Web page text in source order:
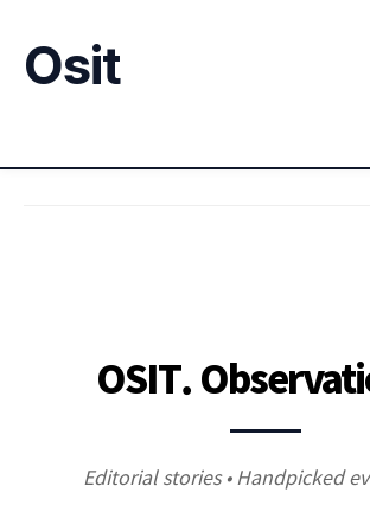
Osit
OSIT.
Editorial stories • Handpicked